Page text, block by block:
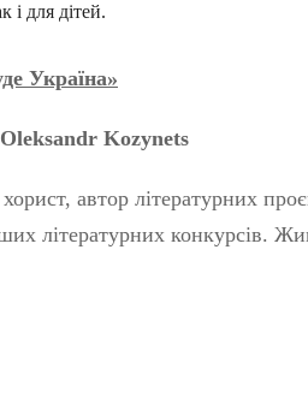
і для дітей.
Україна»
Oleksandr Kozynets
автор літературних
літературних конкурсів.